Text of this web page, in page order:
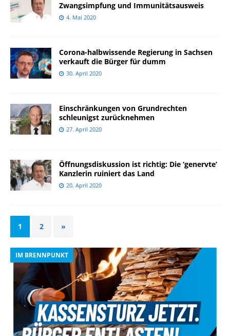
Zwangsimpfung und Immunitätsausweis
4. Mai 2020
Corona-halbwissende Regierung in Sachsen
verkauft die Bürger für dumm
30. April 2020
Einschränkungen von Grundrechten
schleunigst zurücknehmen
27. April 2020
Öffnungsdiskussion ist richtig: Die ‘genervte’
Kanzlerin ruiniert das Land
20. April 2020
1 2 »
IM BRENNPUNKT